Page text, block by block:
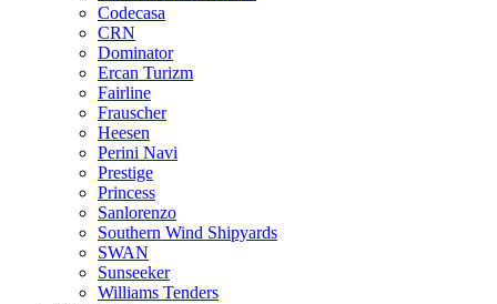
Codecasa
CRN
Dominator
Ercan Turizm
Fairline
Frauscher
Heesen
Perini Navi
Prestige
Princess
Sanlorenzo
Southern Wind Shipyards
SWAN
Sunseeker
Williams Tenders